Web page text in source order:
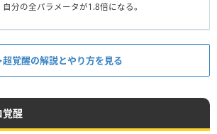
自分の全パラメータが1.8倍になる。
覚醒の解説とやり方を見る
覚醒